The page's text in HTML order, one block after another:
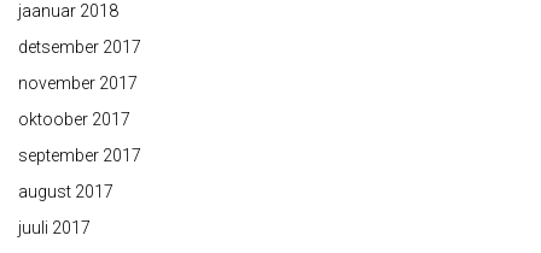
jaanuar 2018
detsember 2017
november 2017
oktoober 2017
september 2017
august 2017
juuli 2017